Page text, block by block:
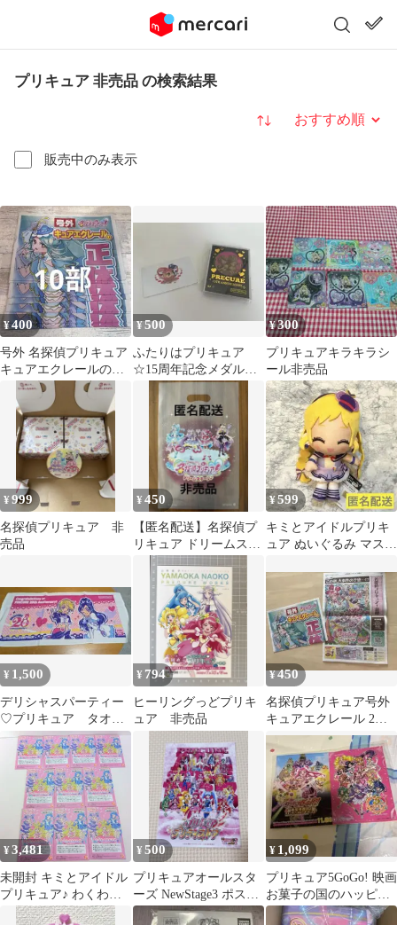
プリキュア 非売品 の検索結果
販売中のみ表示
並び替え
¥400
号外 名探偵プリキュア
キュアエクレールの正
体が判明！！ 新聞10部
非売品
¥500
ふたりはプリキュア
☆15周年記念メダル＆
カード☆セット☆ 非売
¥300
プリキュアキラキラシ
ール非売品
¥999
名探偵プリキュア 非
売品
¥450
【匿名配送】名探偵プ
リキュア ドリームステ
ージ ショッパー 非売品
¥599
キミとアイドルプリキ
ュア ぬいぐるみ マスコ
¥ 1,500
デリシャスパーティー
♡プリキュア タオ
ル 非売品
¥ 794
ヒーリングっどプリキ
ュア 非売品
¥450
名探偵プリキュア号外
キュアエクレール 2部
セット
¥3,481
未開封 キミとアイドル
プリキュア♪ わくわく
えあわせ カードゲーム
¥500
プリキュアオールスタ
ーズ NewStage3 ポスト
カード 10周年 非売品
¥ 1,099
プリキュア5GoGo! 映画
お菓子の国のハッピー
バースディ 5周年記念